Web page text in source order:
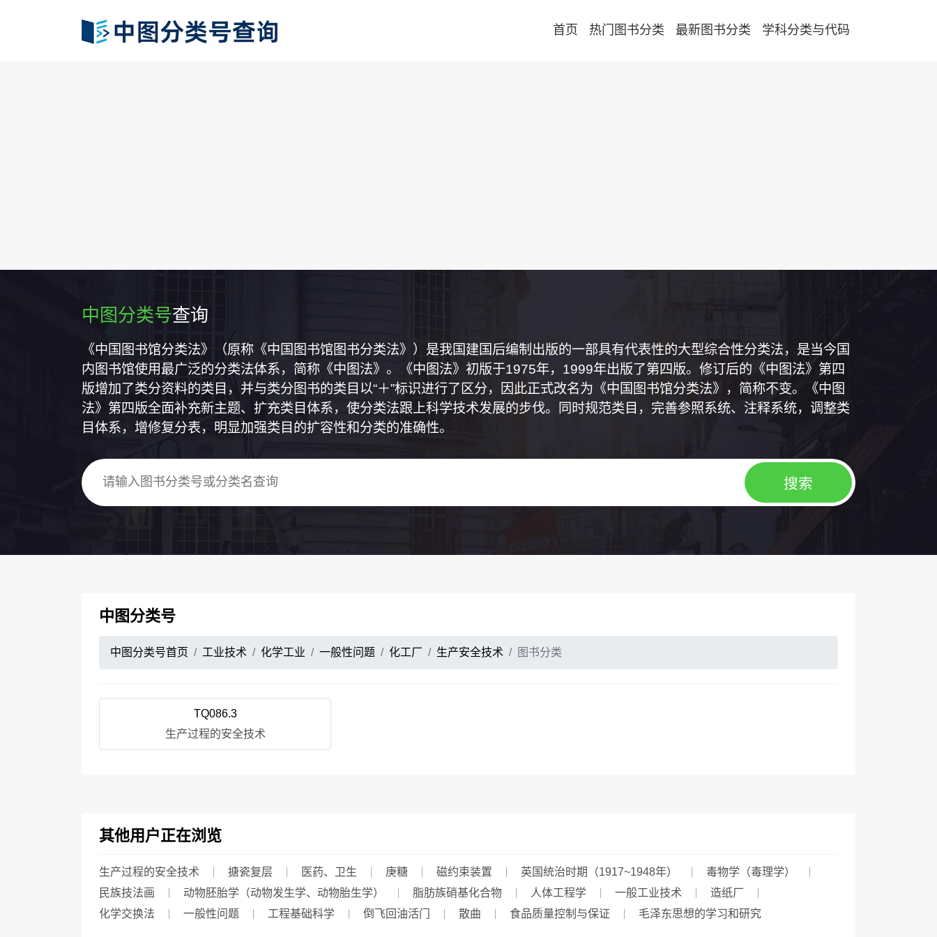
首页 热门图书分类 最新图书分类 学科分类与代码
中图分类号查询
《中国图书馆分类法》（原称《中国图书馆图书分类法》）是我国建国后编制出版的一部具有代表性的大型综合性分类法，是当今国
内图书馆使用最广泛的分类法体系，简称《中图法》。《中图法》初版于1975年，1999年出版了第四版。修订后的《中图法》第四
版增加了类分资料的类目，并与类分图书的类目以“＋”标识进行了区分，因此正式改名为《中国图书馆分类法》，简称不变。《中图
法》第四版全面补充新主题、扩充类目体系，使分类法跟上科学技术发展的步伐。同时规范类目，完善参照系统、注释系统，调整类
目体系，增修复分表，明显加强类目的扩容性和分类的准确性。
中图分类号
中图分类号首页 工业技术 化学工业 一般性问题 化工厂 生产安全技术 图书分类
TQ086.3
生产过程的安全技术
其他用户正在浏览
生产过程的安全技术 搪瓷复层 医药、卫生 庚糖 磁约束装置 英国统治时期（1917~1948年）
毒物学（毒理学）
民族技法画
动物胚胎学（动物发生学、动物胎生学） 脂肪族硝基化合物 人体工程学 一般工业技术
造纸厂
化学交换法
一般性问题 工程基础科学 倒飞回油活门 散曲 食品质量控制与保证 毛泽东思想的学习和研究